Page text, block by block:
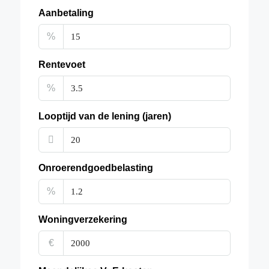
Aanbetaling
%
Rentevoet
%
Looptijd van de lening (jaren)
Onroerendgoedbelasting
%
Woningverzekering
€